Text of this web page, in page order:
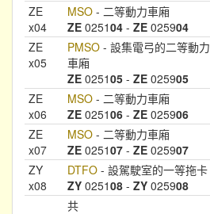
ZE
x04
MSO - 二等動力車廂
ZE 025104 - ZE 025904
ZE
x05
PMSO - 設集電弓的二等動力
車廂
ZE 025105 - ZE 025905
ZE
x06
MSO - 二等動力車廂
ZE 025106 - ZE 025906
ZE
x07
MSO - 二等動力車廂
ZE 025107 - ZE 025907
ZY
x08
DTFO - 設駕駛室的一等拖卡
ZY 025108 - ZY 025908
共